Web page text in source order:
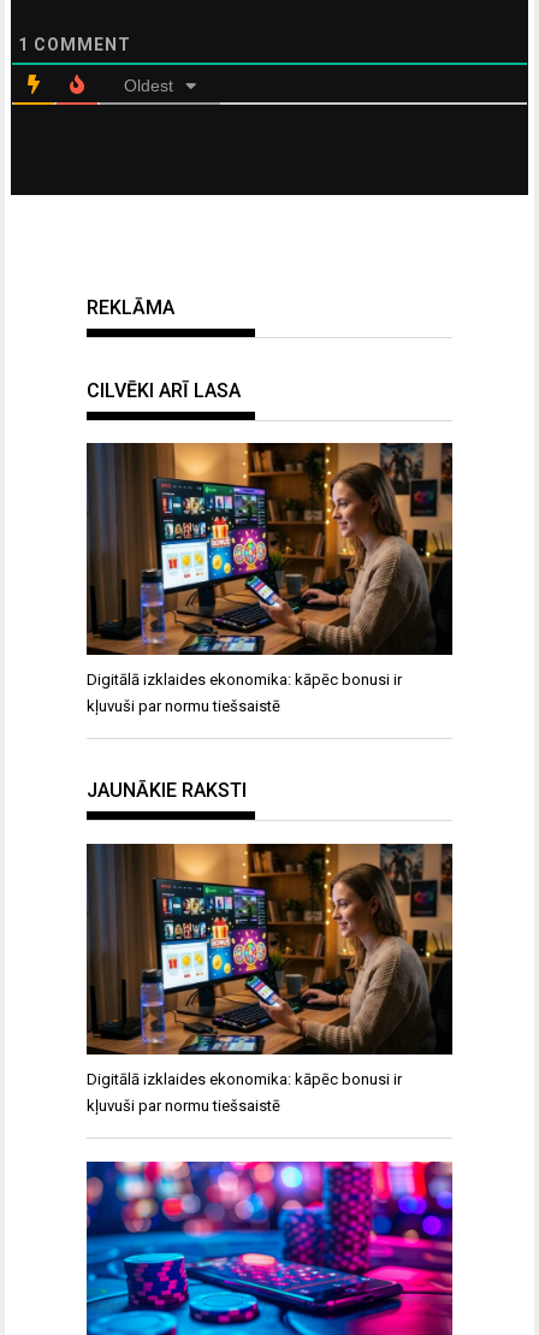
1 COMMENT
Oldest
REKLĀMA
CILVĒKI ARĪ LASA
Digitālā izklaides ekonomika: kāpēc bonusi ir
kļuvuši par normu tiešsaistē
JAUNĀKIE RAKSTI
Digitālā izklaides ekonomika: kāpēc bonusi ir
kļuvuši par normu tiešsaistē